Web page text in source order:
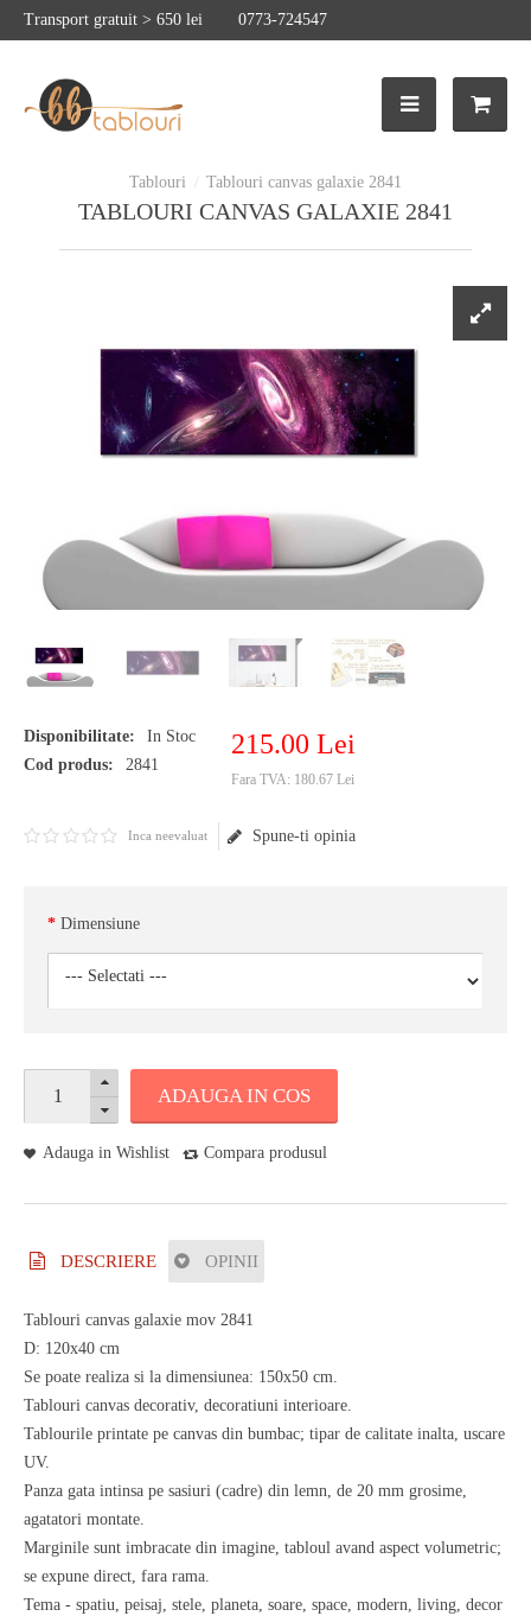
Transport gratuit > 650 lei 0773-724547
Tablouri canvas galaxie 2841
TABLOURI CANVAS GALAXIE 2841
Disponibilitate:
In Stoc
Cod produs:
2841
215.00 Lei
Fara TVA: 180.67 Lei
Inca neevaluat Spune-ti opinia
Dimensiune
ADAUGA IN COS
Adauga in Wishlist Compara produsul
DESCRIERE OPINII
Tablouri canvas galaxie mov 2841
D: 120x40 cm
Se poate realiza si la dimensiunea: 150x50 cm.
Tablouri canvas decorativ, decoratiuni interioare.
Tablourile printate pe canvas din bumbac; tipar de calitate inalta, uscare
UV.
Panza gata intinsa pe sasiuri (cadre) din lemn, de 20 mm grosime,
agatatori montate.
Marginile sunt imbracate din imagine, tabloul avand aspect volumetric;
se expune direct, fara rama.
Tema - spatiu, peisaj, stele, planeta, soare, space, modern, living, decor